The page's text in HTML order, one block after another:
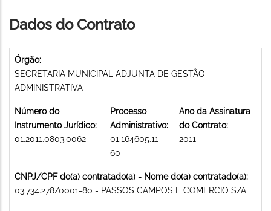
Dados do Contrato
Órgão:
SECRETARIA MUNICIPAL ADJUNTA DE GESTÃO
ADMINISTRATIVA
Número do
Instrumento Jurídico:
01.2011.0803.0062
Processo
Administrativo:
01.164605.11-
60
Ano da Assinatura
do Contrato:
2011
CNPJ/CPF do(a) contratado(a) - Nome do(a) contratado(a):
03.734.278/0001-80 - PASSOS CAMPOS E COMERCIO S/A